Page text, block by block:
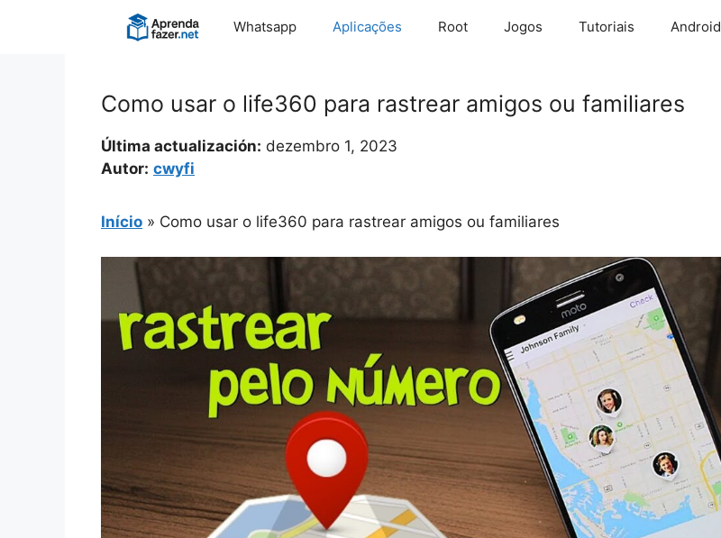
Whatsapp Aplicações Root Jogos Tutoriais Android
Como usar o life360 para rastrear amigos ou familiares
Última actualización: dezembro 1, 2023
Autor: cwyfi
Início » Como usar o life360 para rastrear amigos ou familiares